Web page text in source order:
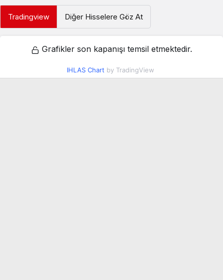
Tradingview Diğer Hisselere Göz At
Grafikler son kapanışı temsil etmektedir.
IHLAS Chart by TradingView